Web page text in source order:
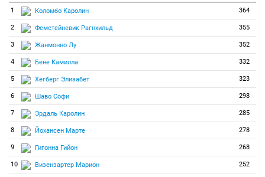
1 Коломбо Каролин 364
2 Фемстейневик Рагнхильд 355
3 Жанмонно Лу 352
4 Бене Камилла 332
5 Хегберг Элизабет 323
6 Шаво Софи 298
7 Эрдаль Каролин 285
8 Йохансен Марте 278
9 Гигонна Гийон 268
10 Визензартер Марион 252